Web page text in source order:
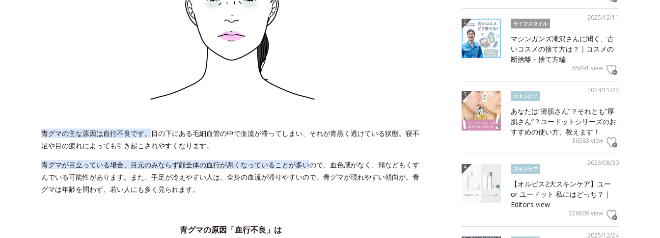
青グマの主な原因は血行不良です。 目の下にある毛細血管の中で血流が滞ってしまい、それが青黒く透けている状態。寝不
足や目の疲れによっても引き起こされやすくなります。
青グマが目立っている場合、目元のみならず顔全体の血行が悪くなっていることが多いので、血色感がなく、頬などもくす
んでいる可能性があります。また、手足が冷えやすい人は、全身の血流が滞りやすいので、青グマが現れやすい傾向が。青
グマは年齢を問わず、若い人にも多く見られます。
青グマの原因「血行不良」は
2025/12/11
ライフスタイル
マシンガンズ滝沢さんに聞く、古
いコスメの捨て方は？｜コスメの
断捨離・捨て方編
65891 view
2024/11/27
スキンケア
あなたは“薄肌さん”？それとも“厚
肌さん”？ユードットシリーズのお
すすめの使い方、教えます！
36583 view
2023/08/30
スキンケア
【オルビス2大スキンケア】ユー
or ユードット 私にはどっち？｜
Editor’s view
226609 view
2025/12/24